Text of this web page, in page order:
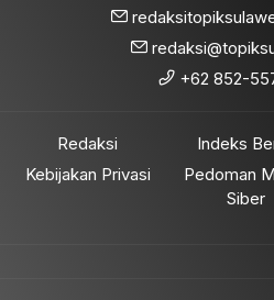
+62 852-
Redaksi
Kebijakan Privasi
Indeks
Pedoman
Siber